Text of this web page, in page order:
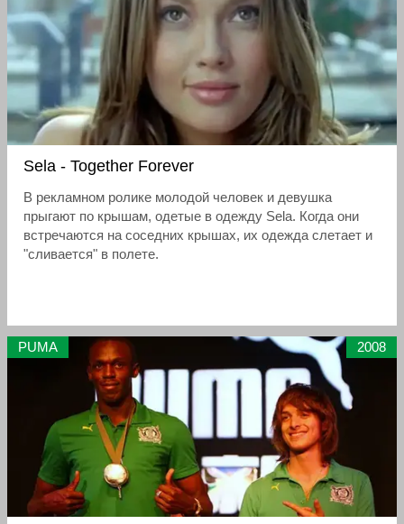
Sela - Together Forever
В рекламном ролике молодой человек и девушка
прыгают по крышам, одетые в одежду Sela. Когда они
встречаются на соседних крышах, их одежда слетает и
"сливается" в полете.
PUMA 2008